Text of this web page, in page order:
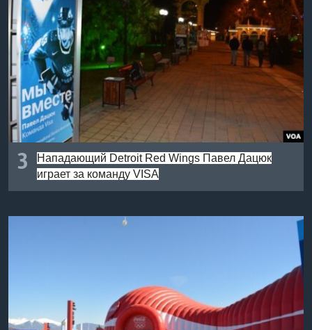
3
Нападающий Detroit Red Wings Павел Дацюк
играет за команду VISA